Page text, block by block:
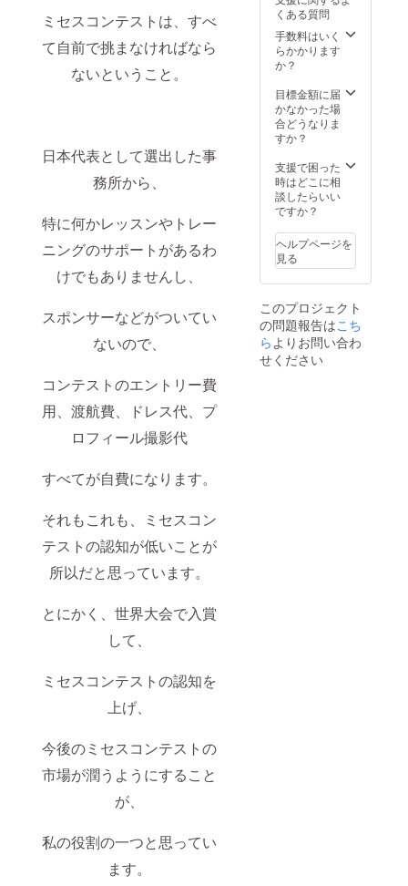
ミセスコンテストは、すべ
て自前で挑まなければなら
ないということ。
日本代表として選出した事
務所から、
特に何かレッスンやトレー
ニングのサポートがあるわ
けでもありませんし、
スポンサーなどがついてい
ないので、
コンテストのエントリー費
用、渡航費、ドレス代、プ
ロフィール撮影代
すべてが自費になります。
それもこれも、ミセスコン
テストの認知が低いことが
所以だと思っています。
とにかく、世界大会で入賞
して、
ミセスコンテストの認知を
上げ、
今後のミセスコンテストの
市場が潤うようにすること
が、
私の役割の一つと思ってい
ます。
くある質問
手数料はいく
らかかります
か？
目標金額に届
かなかった場
合どうなりま
すか？
支援で困った
時はどこに相
談したらいい
ですか？
ヘルプページを
見る
このプロジェクト
の問題報告はこち
ら よりお問い合わ
せください